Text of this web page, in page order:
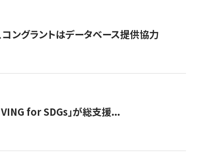
ングラントはデータベース提供協力
for SDGs」が総支援...